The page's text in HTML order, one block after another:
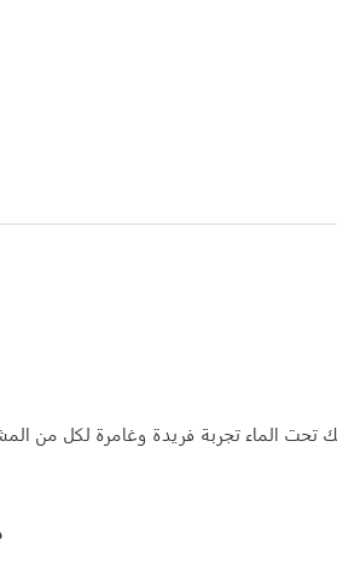
الماء تجربة فريدة وغامرة لكل من